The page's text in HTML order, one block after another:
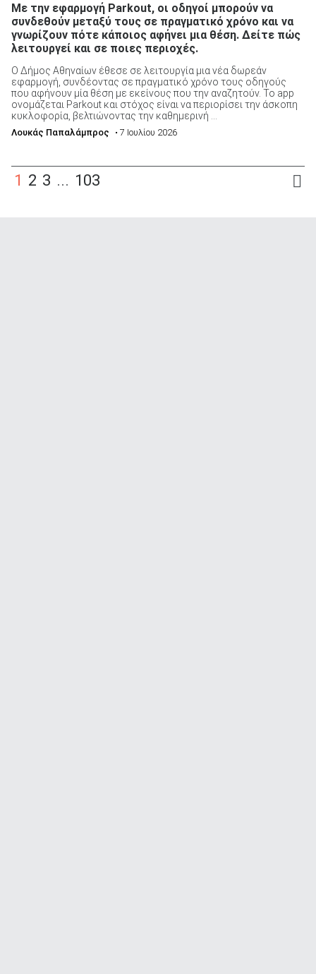
Με την εφαρμογή Parkout, οι οδηγοί μπορούν να
συνδεθούν μεταξύ τους σε πραγματικό χρόνο και να
γνωρίζουν πότε κάποιος αφήνει μια θέση. Δείτε πώς
λειτουργεί και σε ποιες περιοχές.
Ο Δήμος Αθηναίων έθεσε σε λειτουργία μια νέα δωρεάν
εφαρμογή, συνδέοντας σε πραγματικό χρόνο τους οδηγούς
που αφήνουν μία θέση με εκείνους που την αναζητούν. Το app
ονομάζεται Parkout και στόχος είναι να περιορίσει την άσκοπη
κυκλοφορία, βελτιώνοντας την καθημερινή ...
Λουκάς Παπαλάμπρος • 7 Ιουλίου 2026
1 2 3 ... 103